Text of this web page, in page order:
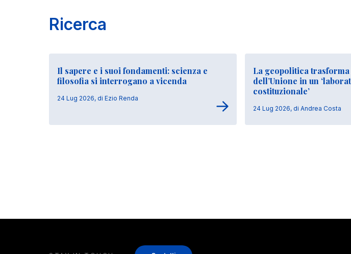
Ricerca
Il sapere e i suoi fondamenti: scienza e
filosofia si interrogano a vicenda
24 Lug 2026, di Ezio Renda
La geopolitica
dell’Unione in un
costituzionale’
24 Lug 2026, di Andrea Costa